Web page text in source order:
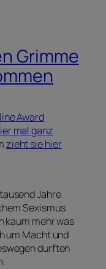
Grimme
Award
mal ganz
zieht sie hier
Jahre
Sexismus
kaum mehr was
um Macht und
durften